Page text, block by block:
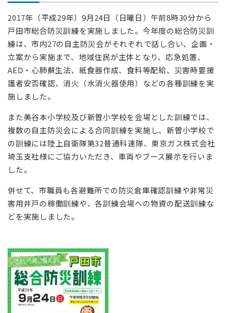
2017年（平成29年）9月24日（日曜日）午前8時30分から
戸田市総合防災訓練を実施しました。今年度の総合防災訓
練は、市内27の自主防災会がそれぞれで話し合い、企画・
立案から実施まで、地域住民が主体となり、応急処置、
AED・心肺蘇生法、紙食器作成、食料等配給、災害時要援
護者安否確認、消火（水消火器使用）などの各種訓練を実
施しました。
また美谷本小学校及び新曽小学校を会場とした訓練では、
複数の自主防災会による合同訓練を実施し、新曽小学校で
の訓練には陸上自衛隊第32普通科連隊、東京ガス株式会社
埼玉支社様にご協力いただき、車両やブース展示を行いま
した。
併せて、市職員も各避難所での防災倉庫確認訓練や非常災
害用井戸の稼働訓練や、各訓練会場への物資の配送訓練な
どを実施しました。